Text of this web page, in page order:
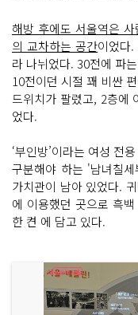
해방 후에도 서울역은
의 교차하는 공간이었다
라 나뉘었다. 30전에 파
10전이던 시절 꽤 비싼
드위치가 팔렸고, 2층에
었다.
‘부인방’이라는 여성 전
구분해야 하는 '남녀칠
가치관이 남아 있었다.
에 이용했던 곳으로 흑
한 켠 에 담고 있다.